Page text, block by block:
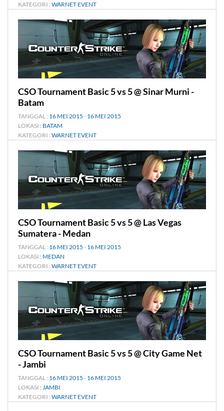
KATEGORI : WARNET EVENT
CSO Tournament Basic 5 vs 5 @ Sinar Murni -
Batam
TANGGAL : 16 MEI 2015 - 16 MEI 2015
LOKASI : BATAM
KATEGORI : WARNET EVENT
CSO Tournament Basic 5 vs 5 @ Las Vegas
Sumatera - Medan
TANGGAL : 16 MEI 2015 - 16 MEI 2015
LOKASI : MEDAN
KATEGORI : WARNET EVENT
CSO Tournament Basic 5 vs 5 @ City Game Net
- Jambi
TANGGAL : 16 MEI 2015 - 16 MEI 2015
LOKASI : JAMBI
KATEGORI : WARNET EVENT